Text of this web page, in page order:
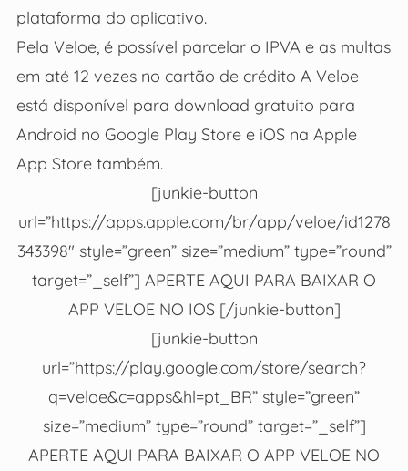
plataforma do aplicativo.
Pela Veloe, é possível parcelar o IPVA e as multas
em até 12 vezes no cartão de crédito A Veloe
está disponível para download gratuito para
Android no Google Play Store e iOS na Apple
App Store também.
[junkie-button
url=”https://apps.apple.com/br/app/veloe/id1278
343398″ style=”green” size=”medium” type=”round”
target=”_self”] APERTE AQUI PARA BAIXAR O
APP VELOE NO IOS [/junkie-button]
[junkie-button
url=”https://play.google.com/store/search?
q=veloe&c=apps&hl=pt_BR” style=”green”
size=”medium” type=”round” target=”_self”]
APERTE AQUI PARA BAIXAR O APP VELOE NO